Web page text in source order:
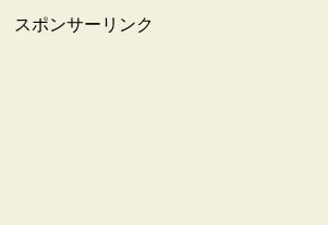
スポンサーリンク